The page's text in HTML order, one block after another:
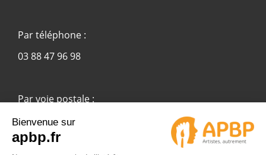
Par téléphone :
03 88 47 96 98
Par voie postale :
APBP
37 route Ecospace - Molsheim